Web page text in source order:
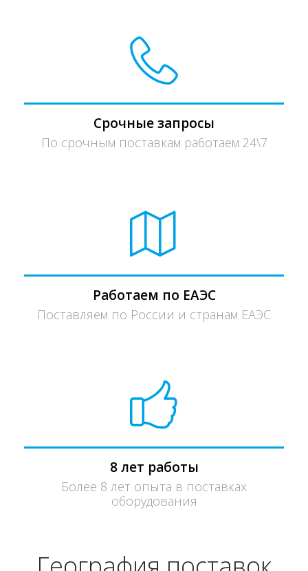
Срочные запросы
По срочным поставкам работаем 24\7
Работаем по ЕАЭС
Поставляем по России и странам ЕАЭС
8 лет работы
Более 8 лет опыта в поставках
оборудования